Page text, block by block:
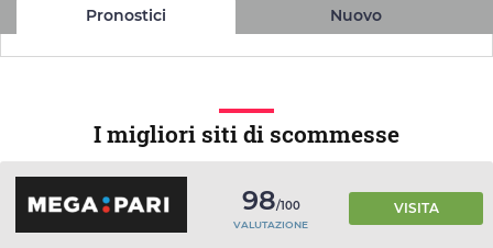
Pronostici Nuovo
I migliori siti di scommesse
98/100
VALUTAZIONE
VISITA